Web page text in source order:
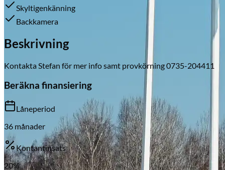
Skyltigenkänning
Backkamera
Beskrivning
Kontakta Stefan för mer info samt provkörning 0735-204411
Beräkna finansiering
Låneperiod
36 månader
Kontantinsats
20%